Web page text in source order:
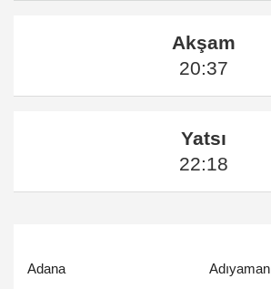
Akşam
20:37
Yatsı
22:18
Adana
Adıyaman